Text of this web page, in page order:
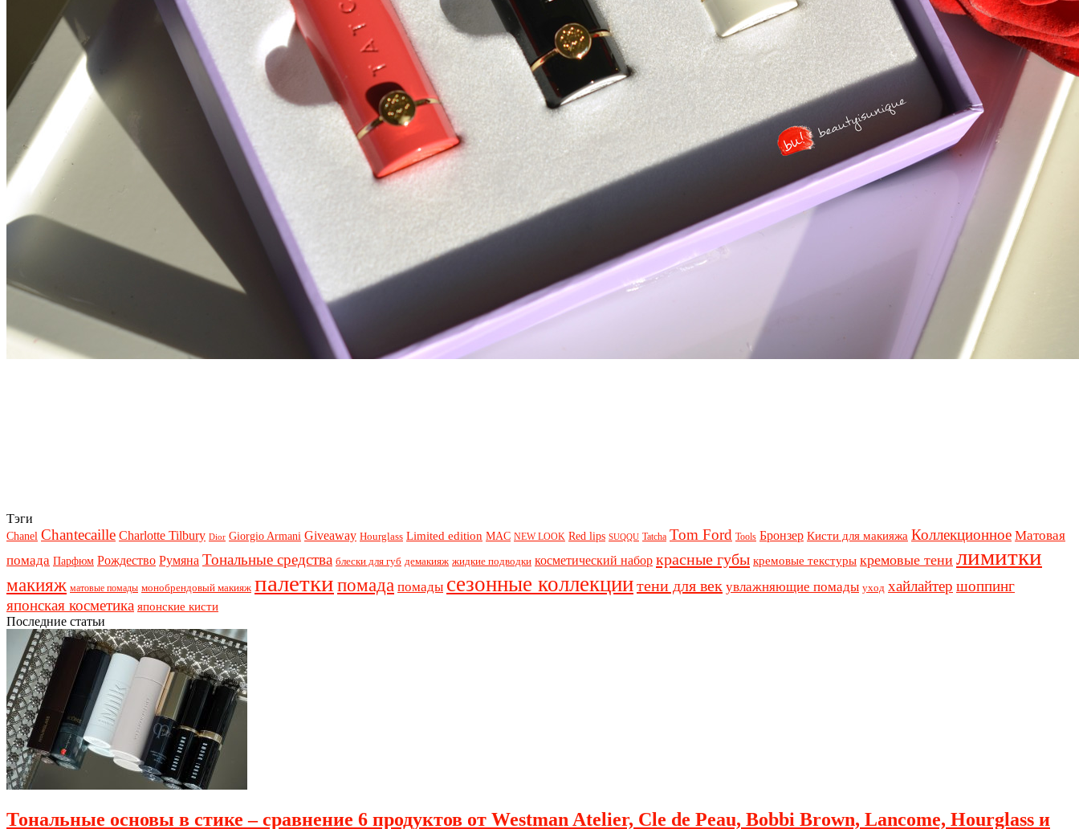
Тэги
Chanel Chantecaille Charlotte Tilbury Dior Giorgio Armani Giveaway Hourglass Limited edition MAC NEW LOOK Red lips SUQQU Tatcha Tom Ford Tools Бронзер Кисти для макияжа Коллекционное Матовая
помада Парфюм Рождество Румяна Тональные средства блески для губ демакияж жидкие подводки косметический набор красные губы кремовые текстуры кремовые тени лимитки
макияж матовые помады монобрендовый макияж палеткипомада помады сезонные коллекциитени для век увлажняющие помады уход хайлайтер шоппинг
японская косметика японские кисти
Последние статьи
Тональные основы в стике – сравнение 6 продуктов от Westman Atelier, Cle de Peau, Bobbi Brown, Lancome, Hourglass и